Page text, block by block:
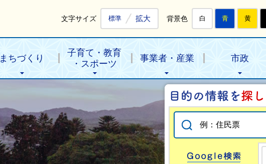
文字サイズ 標準 拡大 背景色 白 青 黄
まちづくり
子育て・教育
・スポーツ
事業者・産業 市政